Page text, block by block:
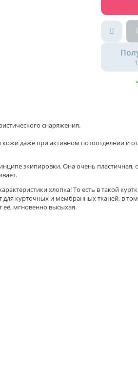
снаряжения.
даже при активном потоотделнии и
экипировки. Она очень пластичная,
хлопка! То есть в такой
курточных и мембранных тканей, в
её, мгновенно высыхая.